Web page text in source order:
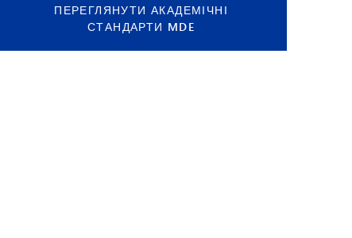
ПЕРЕГЛЯНУТИ АКАДЕМІЧНІ
СТАНДАРТИ MDE